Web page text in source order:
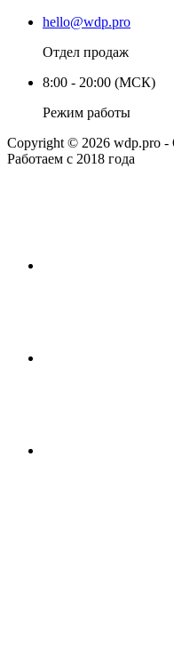
hello@wdp.pro
Отдел продаж
8:00 - 20:00 (МСК)
Режим работы
Copyright © 2026 wdp.pro
Работаем с 2018 года